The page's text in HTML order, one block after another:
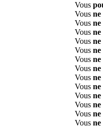
Vous
Vous ne
Vous ne
Vous ne
Vous ne
Vous ne
Vous ne
Vous ne
Vous ne
Vous ne
Vous ne
Vous ne
Vous ne
Vous ne